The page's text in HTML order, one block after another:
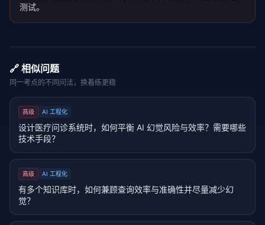
测试。
🔗 相似问题
同一考点的不同问法，换着练更稳
高级 AI 工程化
设计医疗问诊系统时，如何平衡 AI 幻觉风险与效率？需要哪些
技术手段？
高级 AI 工程化
有多个知识库时，如何兼顾查询效率与准确性并尽量减少幻
觉？